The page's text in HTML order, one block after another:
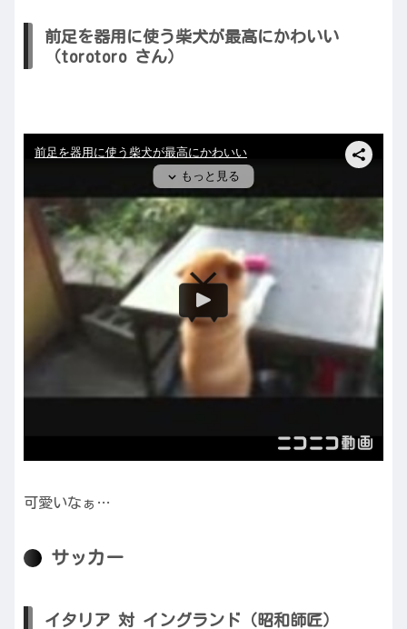
前足を器用に使う柴犬が最高にかわいい
（torotoro さん）
可愛いなぁ…
サッカー
イタリア 対 イングランド（昭和師匠）